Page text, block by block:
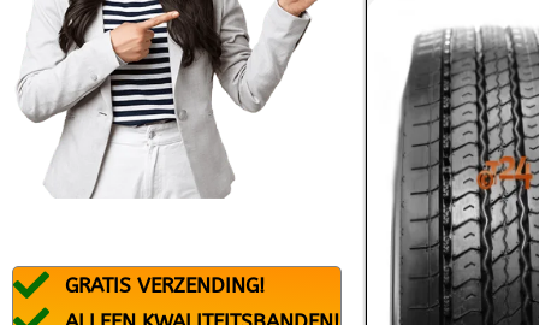
DUNLOP
DURATURN
FALKEN
FEDERAL
FIREMAX
FORTUNA
GRATIS VERZENDING!